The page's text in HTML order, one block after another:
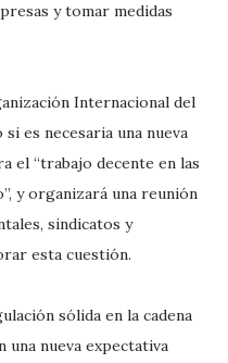
y tomar medidas
Internacional del
es necesaria una nueva
el “trabajo decente en las
y organizará una reunión
sindicatos y
esta cuestión.
sólida en la cadena
una nueva expectativa